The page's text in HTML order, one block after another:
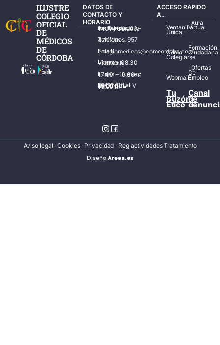
ILUSTRE
COLEGIO
OFICIAL
DE
MÉDICOS
DE
CÓRDOBA
DATOS DE
CONTACTO Y
HORARIO
Av. Ronda de los Tejares, 32 – 14001 Córdoba
Teléfonos: 957 478 785
Email: colegiomedicos@comcordoba.com
Lunes – Viernes: 08:30 – 14:30 h.
Lunes – Jueves: 17:00 – 19:30 h.
Del 15/06 al 15/09 de L – V de 08:00 – 15:00 h.
ACCESO RAPIDO
A...
·
Ventanilla
Única
·
Cómo
Colegiarse
·
Webmail
·Aula
Virtual
·
Formación
Ciudadana
·Ofertas
De
Empleo
Tu
Buzón
Ético
Canal
de
Aviso legal · Cookies· Privacidad · Reg actividades Tratamiento
Diseño Areea.es